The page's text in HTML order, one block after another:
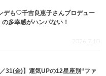
デも♡千吉良恵子さんプロデュー
多幸感がハンパない！
2026.7.10
31(金)】運気UPの12星座別“ファ